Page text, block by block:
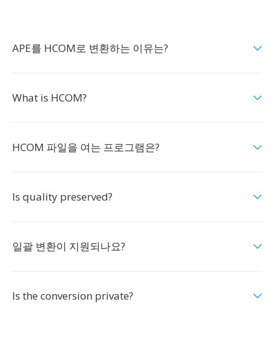
APE를 HCOM로 변환하는 이유는?
What is HCOM?
HCOM 파일을 여는 프로그램은?
Is quality preserved?
일괄 변환이 지원되나요?
Is the conversion private?